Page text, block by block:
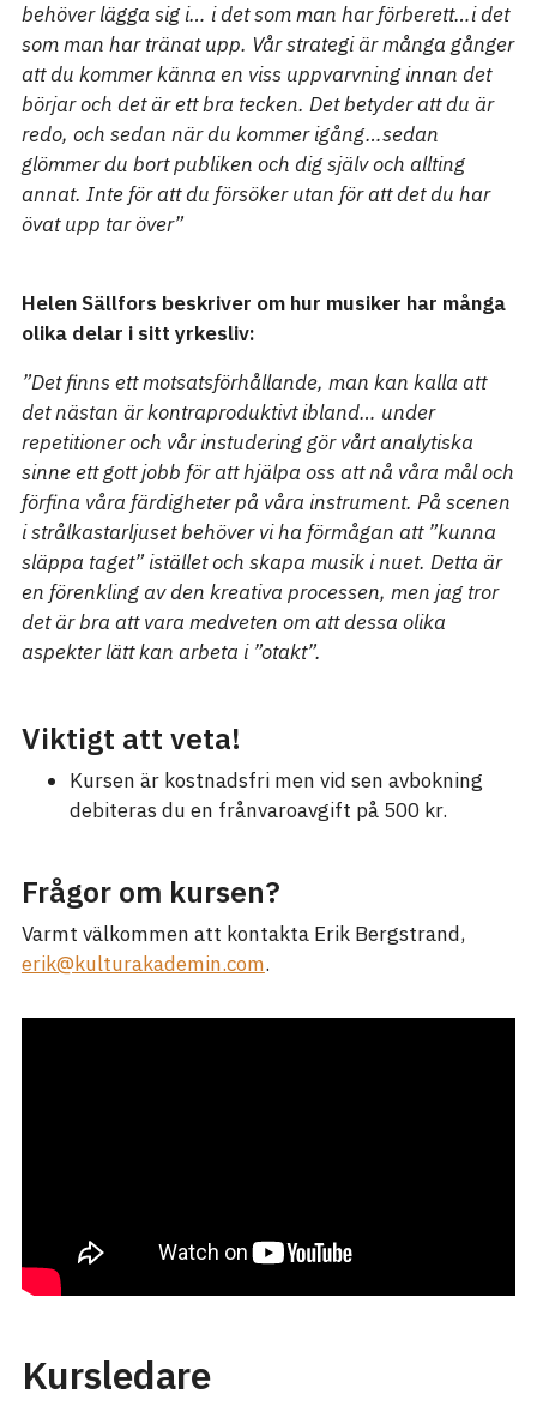
behöver lägga sig i… i det som man har förberett…i det
som man har tränat upp. Vår strategi är många gånger
att du kommer känna en viss uppvarvning innan det
börjar och det är ett bra tecken. Det betyder att du är
redo, och sedan när du kommer igång…sedan
glömmer du bort publiken och dig själv och allting
annat. Inte för att du försöker utan för att det du har
övat upp tar över”
Helen Sällfors beskriver om hur musiker har många
olika delar i sitt yrkesliv:
”Det finns ett motsatsförhållande, man kan kalla att
det nästan är kontraproduktivt ibland… under
repetitioner och vår instudering gör vårt analytiska
sinne ett gott jobb för att hjälpa oss att nå våra mål och
förfina våra färdigheter på våra instrument. På scenen
i strålkastarljuset behöver vi ha förmågan att ”kunna
släppa taget” istället och skapa musik i nuet. Detta är
en förenkling av den kreativa processen, men jag tror
det är bra att vara medveten om att dessa olika
aspekter lätt kan arbeta i ”otakt”.
Viktigt att veta!
Kursen är kostnadsfri men vid sen avbokning
debiteras du en frånvaroavgift på 500 kr.
Frågor om kursen?
Varmt välkommen att kontakta Erik Bergstrand,
erik@kulturakademin.com.
Kursledare